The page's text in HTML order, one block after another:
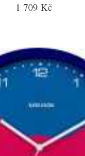
1 709 Kč